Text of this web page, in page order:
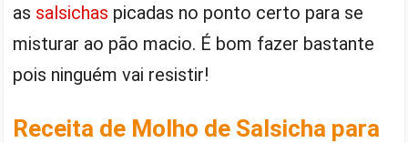
as salsichas picadas no ponto certo para se
misturar ao pão macio. É bom fazer bastante
pois ninguém vai resistir!
Receita de Molho de Salsicha para